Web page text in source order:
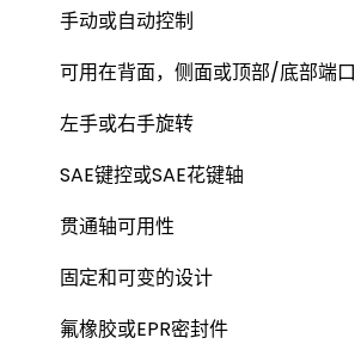
手动或自动控制
可用在背面，侧面或顶部/底部端口
左手或右手旋转
SAE键控或SAE花键轴
贯通轴可用性
固定和可变的设计
氟橡胶或EPR密封件